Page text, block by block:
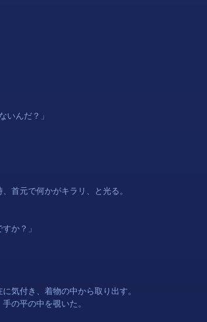
いんだ？」
首元で何かがキラリ、と光る。
か？」
気付き、着物の中から取り出す。
の平の中を覗いた。